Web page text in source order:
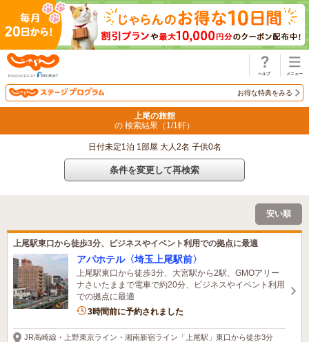
お得な特典をみる
上尾の旅館
の 検索結果（ 1 /1 軒）
日付未定1泊 1部屋 大人2名 子供0名
条件を変更して再検索
安い順
上尾駅東口から徒歩3分、ビジネスやイベント利用での拠点に最適
アパホテル〈埼玉上尾駅前〉
上尾駅東口から徒歩3分、大宮駅から2駅、GMOアリー
ナさいたままで電車で約20分、ビジネスやイベント利用
での拠点に最適
3時間前に予約されました
JR高崎線・上野東京ライン・湘南新宿ライン「上尾駅」東口から徒歩3分